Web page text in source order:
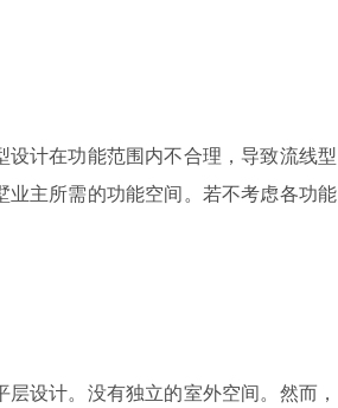
计在功能范围内不合理，导致流线型
主所需的功能空间。若不考虑各功能
设计。没有独立的室外空间。然而，